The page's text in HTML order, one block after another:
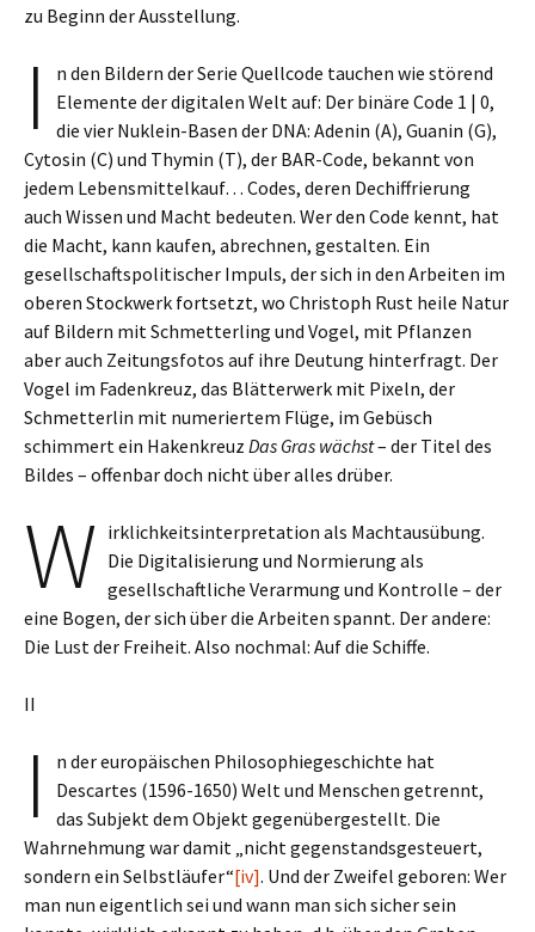
zu Beginn der Ausstellung.
I
n den Bildern der Serie Quellcode tauchen wie störend
Elemente der digitalen Welt auf: Der binäre Code 1 | 0,
die vier Nuklein-Basen der DNA: Adenin (A), Guanin (G),
Cytosin (C) und Thymin (T), der BAR-Code, bekannt von
jedem Lebensmittelkauf… Codes, deren Dechiffrierung
auch Wissen und Macht bedeuten. Wer den Code kennt, hat
die Macht, kann kaufen, abrechnen, gestalten. Ein
gesellschaftspolitischer Impuls, der sich in den Arbeiten im
oberen Stockwerk fortsetzt, wo Christoph Rust heile Natur
auf Bildern mit Schmetterling und Vogel, mit Pflanzen
aber auch Zeitungsfotos auf ihre Deutung hinterfragt. Der
Vogel im Fadenkreuz, das Blätterwerk mit Pixeln, der
Schmetterlin mit numeriertem Flüge, im Gebüsch
schimmert ein Hakenkreuz Das Gras wächst– der Titel des
Bildes – offenbar doch nicht über alles drüber.
W irklichkeitsinterpretation als Machtausübung.
Die Digitalisierung und Normierung als
gesellschaftliche Verarmung und Kontrolle – der
eine Bogen, der sich über die Arbeiten spannt. Der andere:
Die Lust der Freiheit. Also nochmal: Auf die Schiffe.
II
I
n der europäischen Philosophiegeschichte hat
Descartes (1596-1650) Welt und Menschen getrennt,
das Subjekt dem Objekt gegenübergestellt. Die
Wahrnehmung war damit „nicht gegenstandsgesteuert,
sondern ein Selbstläufer“[iv]. Und der Zweifel geboren: Wer
man nun eigentlich sei und wann man sich sicher sein